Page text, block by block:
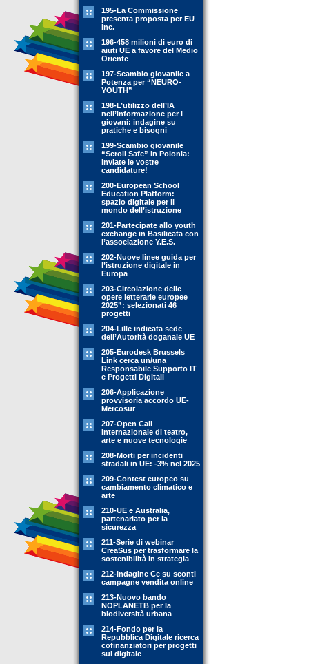
195-La Commissione
presenta proposta per EU
Inc.
196-458 milioni di euro di
aiuti UE a favore del Medio
Oriente
197-Scambio giovanile a
Potenza per “NEURO-
YOUTH”
198-L’utilizzo dell’IA
nell’informazione per i
giovani: indagine su
pratiche e bisogni
199-Scambio giovanile
“Scroll Safe” in Polonia:
inviate le vostre
candidature!
200-European School
Education Platform:
spazio digitale per il
mondo dell’istruzione
201-Partecipate allo youth
exchange in Basilicata con
l’associazione Y.E.S.
202-Nuove linee guida per
l’istruzione digitale in
Europa
203-Circolazione delle
opere letterarie europee
2025”: selezionati 46
progetti
204-Lille indicata sede
dell’Autorità doganale UE
205-Eurodesk Brussels
Link cerca un/una
Responsabile Supporto IT
e Progetti Digitali
206-Applicazione
provvisoria accordo UE-
Mercosur
207-Open Call
Internazionale di teatro,
arte e nuove tecnologie
208-Morti per incidenti
stradali in UE: -3% nel 2025
209-Contest europeo su
cambiamento climatico e
arte
210-UE e Australia,
partenariato per la
sicurezza
211-Serie di webinar
CreaSus per trasformare la
sostenibilità in strategia
212-Indagine Ce su sconti
campagne vendita online
213-Nuovo bando
NOPLANETB per la
biodiversità urbana
214-Fondo per la
Repubblica Digitale ricerca
cofinanziatori per progetti
sul digitale